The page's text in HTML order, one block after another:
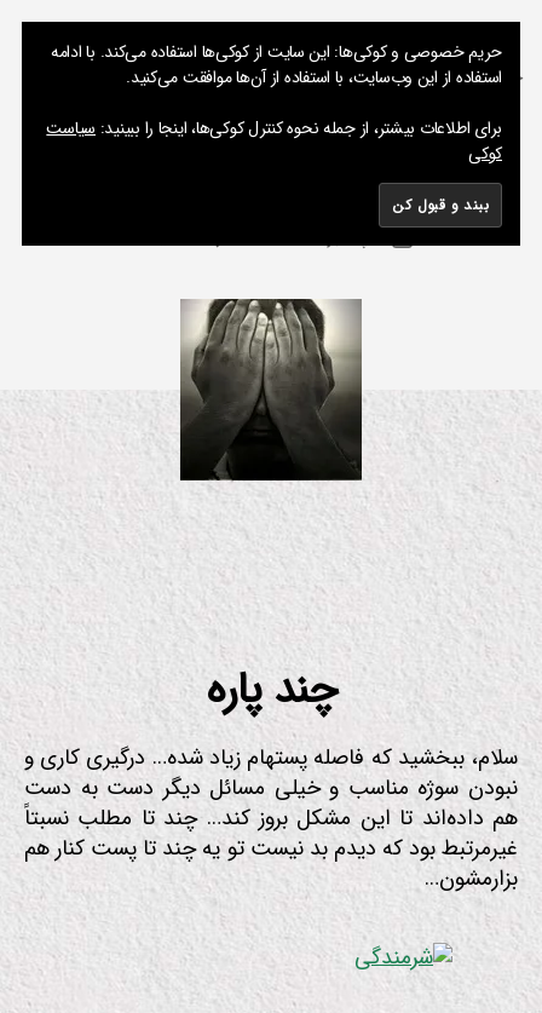
جستجو
نوشته های پراکنده یک مسعود
دسته‌ها
ی
ق
نک
ت
چند پاره اول – یک پیشنهاد
نوشته
تاریخسپتامبر 28, 2012
پیشنهاد
.
.
چند پاره
سلام، ببخشید که فاصله پستهام زیاد شده… درگیری کاری و
نبودن سوژه مناسب و خیلی مسائل دیگر دست به دست
هم داده‌اند تا این مشکل بروز کند… چند تا مطلب نسبتاً
غیرمرتبط بود که دیدم بد نیست تو یه چند تا پست کنار هم
بزارمشون…
حریم خصوصی و کوکی‌ها: این سایت از کوکی‌ها استفاده می‌کند. با ادامه
استفاده از این وب‌سایت، با استفاده از آن‌ها موافقت می‌کنید.
برای اطلاعات بیشتر، از جمله نحوه کنترل کوکی‌ها، اینجا را ببینید: سیاست
کوکی